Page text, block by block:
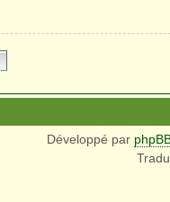
Développé par